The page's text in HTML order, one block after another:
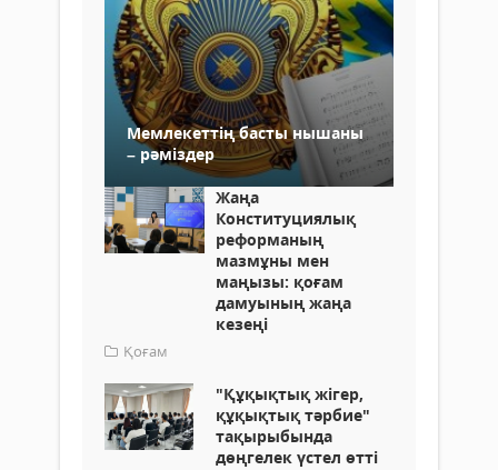
Мемлекеттің басты нышаны
– рәміздер
Жаңа
Конституциялық
реформаның
мазмұны мен
маңызы: қоғам
дамуының жаңа
кезеңі
Қоғам
"Құқықтық жігер,
құқықтық тәрбие"
тақырыбында
дөңгелек үстел өтті